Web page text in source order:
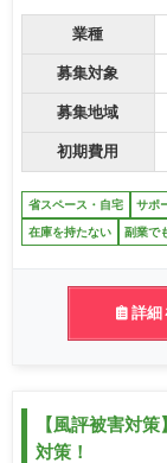
業種
募集対象
募集地域
初期費用
省スペース・自宅 サポ
在庫を持たない 副業で
詳細
【風評被害対
対策！